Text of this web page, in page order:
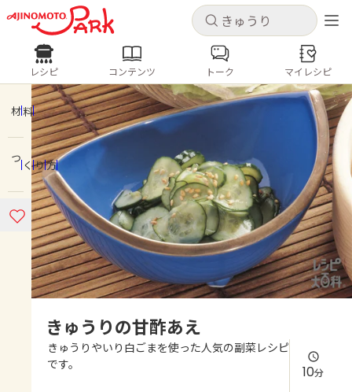
キャンセル
ログインするとレシピを保存できます
ログイン
コンテンツ
レシピ
よくあるお問い合わせ
キャンセル
レシピ コンテンツ
人気の食材・レシピ
きゅうり なす トマト
とうもろこし
ピーマン
みょうが ゴーヤ
レシピ コンテンツ トーク マイレシピ
材料
つくり方
きゅうりの甘酢あえ
きゅうりやいり白ごまを使った人気の副菜レシピ
です。
10分